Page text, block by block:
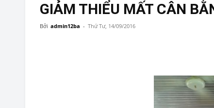
GIẢM THIỂU MẤT CÂN
Bởi admin12ba - Thứ Tư, 14/09/2016